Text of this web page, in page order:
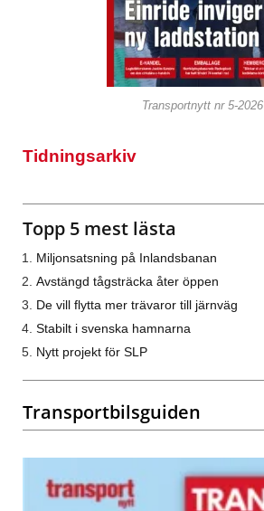
Transportnytt nr 5-2026
Tidningsarkiv
Topp 5 mest lästa
Miljonsatsning på Inlandsbanan
Avstängd tågsträcka åter öppen
De vill flytta mer trävaror till järnväg
Stabilt i svenska hamnarna
Nytt projekt för SLP
Transportbilsguiden